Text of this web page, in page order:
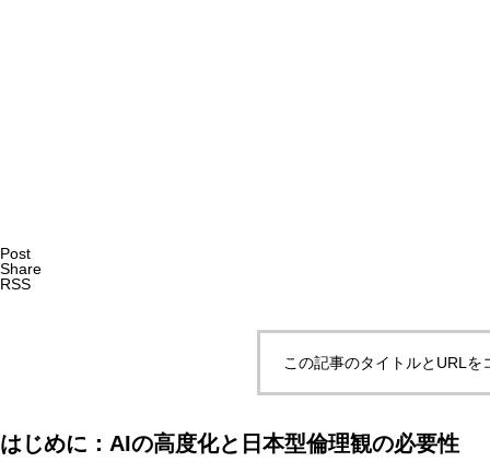
マルチエージェントAIの合意形成とは？ハーバーマス理論
Post
Share
RSS
この記事のタイトルとURLを
はじめに：AIの高度化と日本型倫理観の必要性